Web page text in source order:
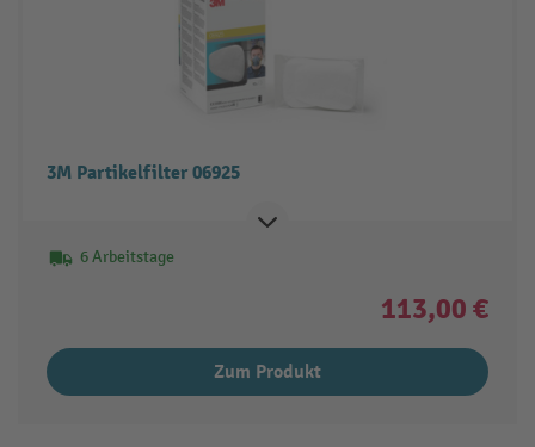
3M Partikelfilter 06925
6 Arbeitstage
113,00 €
Zum Produkt